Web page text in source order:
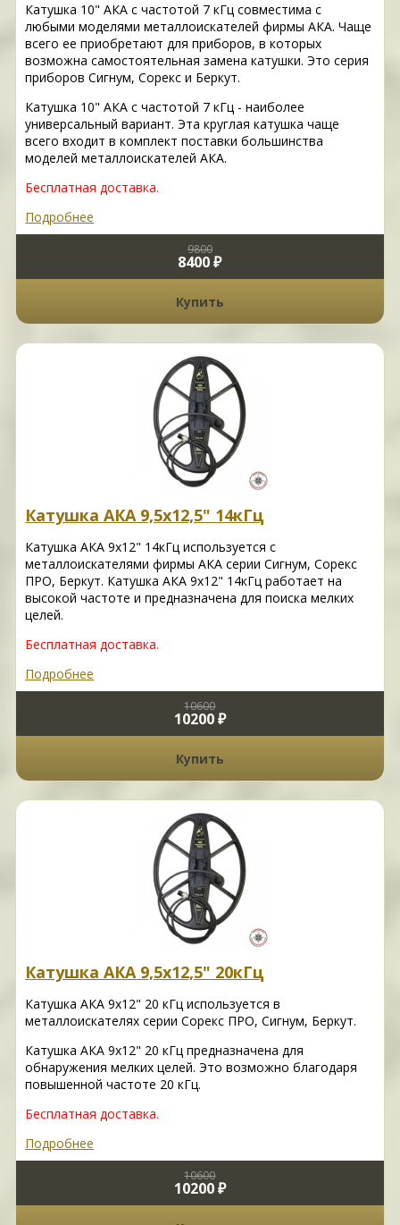
Катушка 10" АКА с частотой 7 кГц совместима с
любыми моделями металлоискателей фирмы АКА. Чаще
всего ее приобретают для приборов, в которых
возможна самостоятельная замена катушки. Это серия
приборов Сигнум, Сорекс и Беркут.
Катушка 10" АКА с частотой 7 кГц - наиболее
универсальный вариант. Эта круглая катушка чаще
всего входит в комплект поставки большинства
моделей металлоискателей АКА.
Бесплатная доставка.
Подробнее
9800
8400 ₽
Купить
Катушка АКА 9,5х12,5" 14кГц
Катушка АКА 9х12" 14кГц используется с
металлоискателями фирмы АКА серии Сигнум, Сорекс
ПРО, Беркут. Катушка АКА 9х12" 14кГц работает на
высокой частоте и предназначена для поиска мелких
целей.
Бесплатная доставка.
Подробнее
10600
10200 ₽
Купить
Катушка АКА 9,5х12,5" 20кГц
Катушка АКА 9х12" 20 кГц используется в
металлоискателях серии Сорекс ПРО, Сигнум, Беркут.
Катушка АКА 9х12" 20 кГц предназначена для
обнаружения мелких целей. Это возможно благодаря
повышенной частоте 20 кГц.
Бесплатная доставка.
Подробнее
10600
10200 ₽